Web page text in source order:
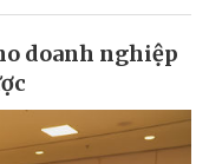
doanh nghiệp